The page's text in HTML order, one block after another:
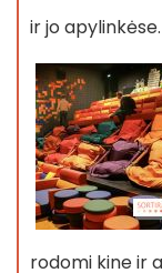
ir jo apylinkėse.
rodomi kine ir